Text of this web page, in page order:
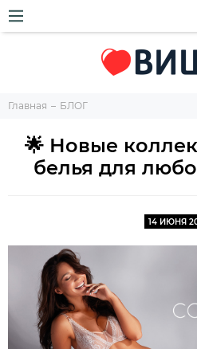
Главная БЛОГ
🌟 Новые
белья для
14 ИЮНЯ